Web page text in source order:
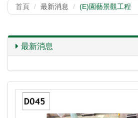
首頁 最新消息 (E)園藝景觀工程
最新消息